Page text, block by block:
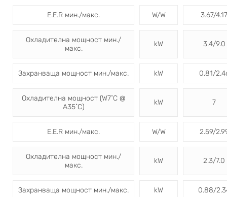
E.E.R мин./макс. W/W 3.67/4.17
Охладителна мощност мин./
макс.
kW 3.4/9.0
Захранваща мощност мин./макс. kW 0.81/
Охладителна мощност (W7˚C @
A35˚C)
kW 7
E.E.R мин./макс. W/W 2.59/
Охладителна мощност мин./
макс.
kW 2.3/7.0
Захранваща мощност мин./макс. kW 0.88/